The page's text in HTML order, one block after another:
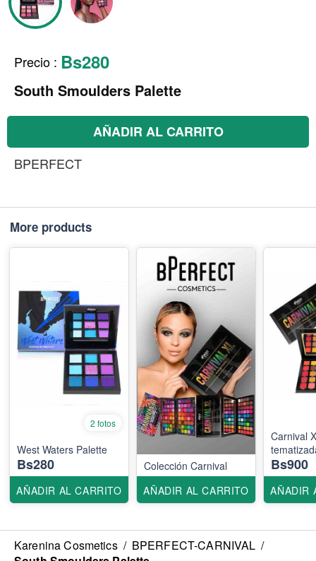
Precio : Bs280
South Smoulders Palette
AÑADIR AL CARRITO
BPERFECT
More products
2 fotos
West Waters Palette
Bs280
AÑADIR AL CARRITO
Colección Carnival
AÑADIR AL CARRITO
Carnival
Bs900
AÑADIR
Karenina Cosmetics / BPERFECT-CARNIVAL /